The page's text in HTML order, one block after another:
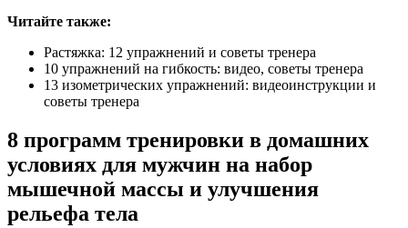
Читайте также:
Растяжка: 12 упражнений и советы тренера
10 упражнений на гибкость: видео, советы тренера
13 изометрических упражнений: видеоинструкции и
советы тренера
8 программ тренировки в домашних
условиях для мужчин на набор
мышечной массы и улучшения
рельефа тела